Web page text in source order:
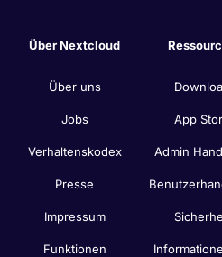
Über Nextcloud
Über uns
Jobs
Verhaltenskodex
Presse
Impressum
Funktionen
App
Admin